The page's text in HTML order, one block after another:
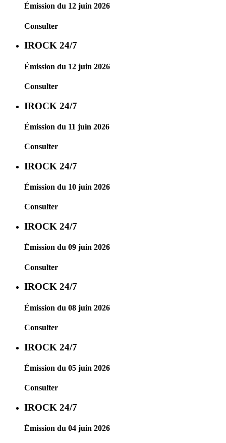
Émission du 12 juin 2026
Consulter
IROCK 24/7
Émission du 12 juin 2026
Consulter
IROCK 24/7
Émission du 11 juin 2026
Consulter
IROCK 24/7
Émission du 10 juin 2026
Consulter
IROCK 24/7
Émission du 09 juin 2026
Consulter
IROCK 24/7
Émission du 08 juin 2026
Consulter
IROCK 24/7
Émission du 05 juin 2026
Consulter
IROCK 24/7
Émission du 04 juin 2026